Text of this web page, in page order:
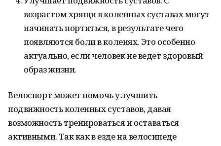
возрастом хрящи в коленных суставах могут
начинать портиться, в результате чего
появляются боли в коленях. Это особенно
актуально, если человек не ведет здоровый
образ жизни.
Велоспорт может помочь улучшить
подвижность коленных суставов, давая
возможность тренироваться и оставаться
активными. Так как в езде на велосипеде